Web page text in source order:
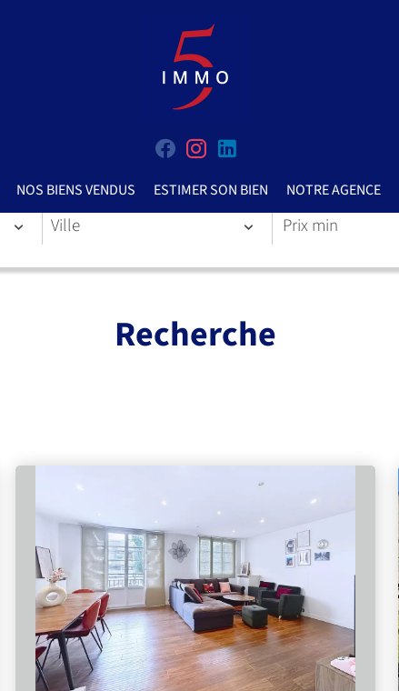
NOS BIENS VENDUS ESTIMER SON BIEN NOTRE AGENCE
Ville
Recherche